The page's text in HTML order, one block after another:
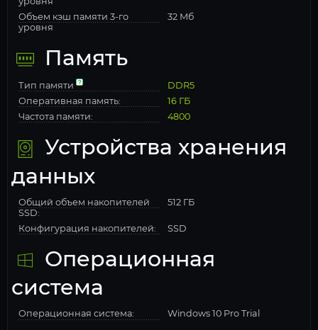
Объем кэш памяти 3-го
уровня
32 Мб
Память
Тип памяти
DDR5
Оперативная память:
16 ГБ
Частота памяти:
4800
Устройства хранения
данных
Общий объем накопителей
SSD:
512 ГБ
Конфигурация накопителей: SSD
Операционная
система
Операционная система: Windows 10 Pro Trial